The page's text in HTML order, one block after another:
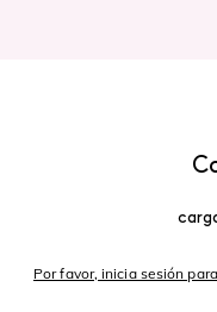
Por favor, inicia sesión